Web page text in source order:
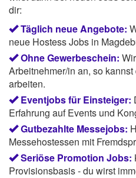
dir:
Täglich neue Angebote:
neue Hostess Jobs in
Ohne Gewerbeschein:
Arbeitnehmer/in an, so
arbeiten.
Eventjobs für Einsteiger:
Erfahrung auf Events und
Gutbezahlte Messejobs:
Messehostessen mit
Seriöse Promotion Jobs:
Provisionsbasis - du wirst